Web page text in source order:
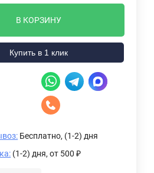
В КОРЗИНУ
Купить в 1 клик
Бесплатно, (1-2) дня
(1-2) дня,от 500 ₽